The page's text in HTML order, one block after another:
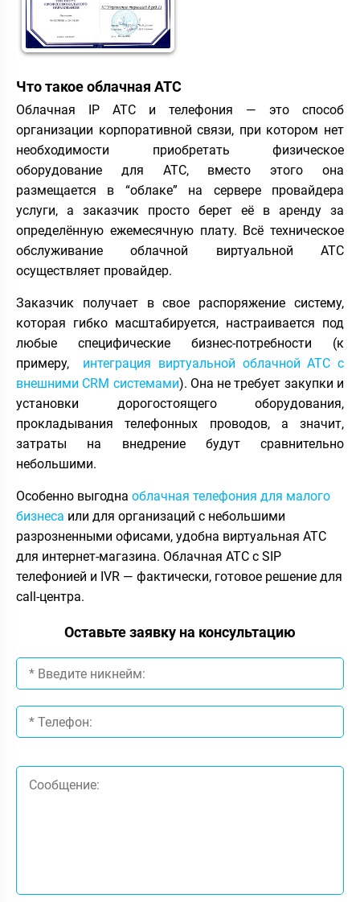
Что такое облачная АТС
Облачная IP АТС и телефония — это способ
организации корпоративной связи, при котором нет
необходимости приобретать физическое
оборудование для АТС, вместо этого она
размещается в “облаке” на сервере провайдера
услуги, а заказчик просто берет её в аренду за
определённую ежемесячную плату. Всё техническое
обслуживание облачной виртуальной АТС
осуществляет провайдер.
Заказчик получает в свое распоряжение систему,
которая гибко масштабируется, настраивается под
любые специфические бизнес-потребности (к
примеру, интеграция виртуальной облачной АТС с
внешними CRM системами). Она не требует закупки и
установки дорогостоящего оборудования,
прокладывания телефонных проводов, а значит,
затраты на внедрение будут сравнительно
небольшими.
Особенно выгодна облачная телефония для малого
бизнеса или для организаций с небольшими
разрозненными офисами, удобна виртуальная АТС
для интернет-магазина. Облачная АТС с SIP
телефонией и IVR — фактически, готовое решение для
call-центра.
Оставьте заявку на консультацию